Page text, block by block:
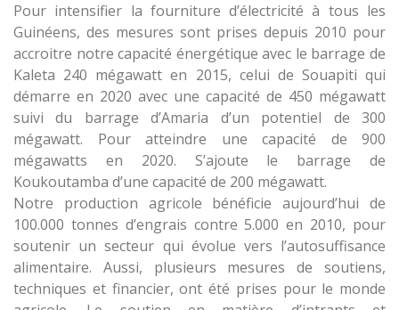
Pour intensifier la fourniture d’électricité à tous les
Guinéens, des mesures sont prises depuis 2010 pour
accroitre notre capacité énergétique avec le barrage de
Kaleta 240 mégawatt en 2015, celui de Souapiti qui
démarre en 2020 avec une capacité de 450 mégawatt
suivi du barrage d’Amaria d’un potentiel de 300
mégawatt. Pour atteindre une capacité de 900
mégawatts en 2020. S’ajoute le barrage de
Koukoutamba d’une capacité de 200 mégawatt.
Notre production agricole bénéficie aujourd’hui de
100.000 tonnes d’engrais contre 5.000 en 2010, pour
soutenir un secteur qui évolue vers l’autosuffisance
alimentaire. Aussi, plusieurs mesures de soutiens,
techniques et financier, ont été prises pour le monde